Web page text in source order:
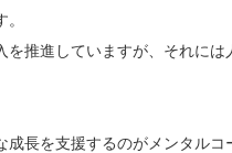
を推進していますが、それに
長を支援するのがメンタルコ